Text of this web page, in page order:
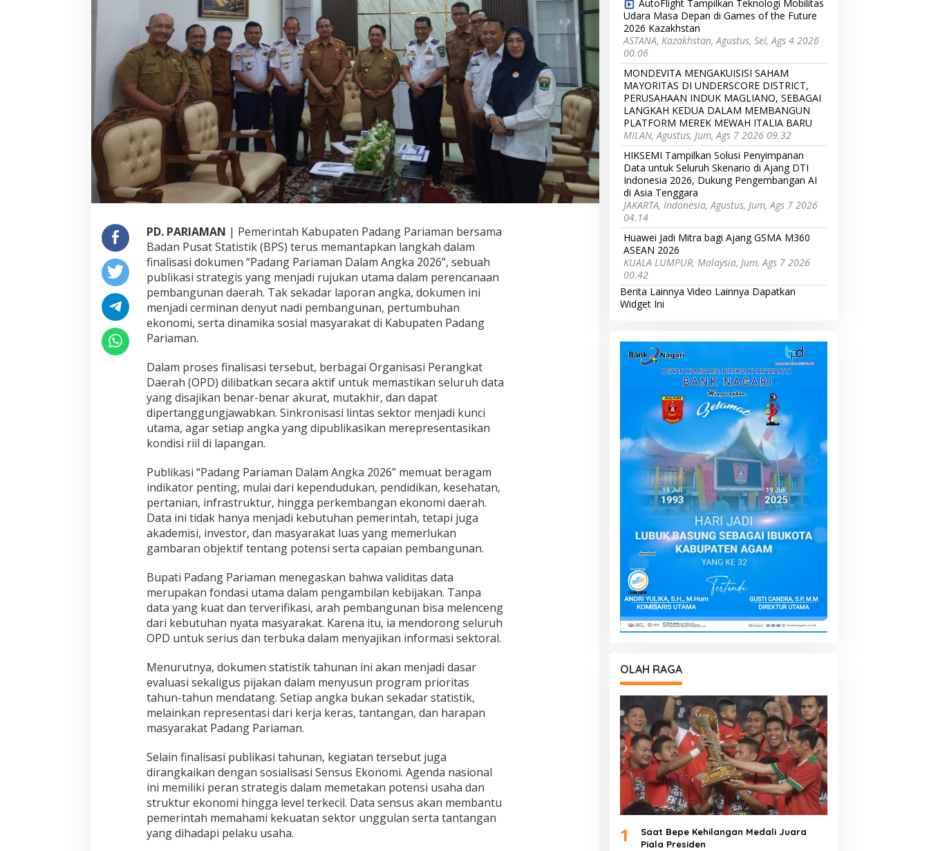
m
A
n
g
k
a
2
0
2
6
,
K
o
m
e
n
r
a
n
s
p
a
a
n
s
i
d
a
n
k
u
n
t
a
b
i
t
a
s
P
u
b
i
k
PD. PARIAMAN | Pemerintah Kabupaten Padang Pariaman bersama
Badan Pusat Statistik (BPS) terus memantapkan langkah dalam
finalisasi dokumen “Padang Pariaman Dalam Angka 2026”, sebuah
publikasi strategis yang menjadi rujukan utama dalam perencanaan
pembangunan daerah. Tak sekadar laporan angka, dokumen ini
menjadi cerminan denyut nadi pembangunan, pertumbuhan
ekonomi, serta dinamika sosial masyarakat di Kabupaten Padang
Pariaman.
Dalam proses finalisasi tersebut, berbagai Organisasi Perangkat
Daerah (OPD) dilibatkan secara aktif untuk memastikan seluruh data
yang disajikan benar-benar akurat, mutakhir, dan dapat
dipertanggungjawabkan. Sinkronisasi lintas sektor menjadi kunci
utama, agar setiap angka yang dipublikasikan merepresentasikan
kondisi riil di lapangan.
Publikasi “Padang Pariaman Dalam Angka 2026” memuat beragam
indikator penting, mulai dari kependudukan, pendidikan, kesehatan,
pertanian, infrastruktur, hingga perkembangan ekonomi daerah.
Data ini tidak hanya menjadi kebutuhan pemerintah, tetapi juga
akademisi, investor, dan masyarakat luas yang memerlukan
gambaran objektif tentang potensi serta capaian pembangunan.
Bupati Padang Pariaman menegaskan bahwa validitas data
merupakan fondasi utama dalam pengambilan kebijakan. Tanpa
data yang kuat dan terverifikasi, arah pembangunan bisa melenceng
dari kebutuhan nyata masyarakat. Karena itu, ia mendorong seluruh
OPD untuk serius dan terbuka dalam menyajikan informasi sektoral.
Menurutnya, dokumen statistik tahunan ini akan menjadi dasar
evaluasi sekaligus pijakan dalam menyusun program prioritas
tahun-tahun mendatang. Setiap angka bukan sekadar statistik,
melainkan representasi dari kerja keras, tantangan, dan harapan
masyarakat Padang Pariaman.
Selain finalisasi publikasi tahunan, kegiatan tersebut juga
dirangkaikan dengan sosialisasi Sensus Ekonomi. Agenda nasional
ini memiliki peran strategis dalam memetakan potensi usaha dan
struktur ekonomi hingga level terkecil. Data sensus akan membantu
pemerintah memahami kekuatan sektor unggulan serta tantangan
yang dihadapi pelaku usaha.
AutoFlight Tampilkan Teknologi Mobilitas
Udara Masa Depan di Games of the Future
2026 Kazakhstan
ASTANA, Kazakhstan, Agustus, Sel, Ags 4 2026
00.06
MONDEVITA MENGAKUISISI SAHAM
MAYORITAS DI UNDERSCORE DISTRICT,
PERUSAHAAN INDUK MAGLIANO, SEBAGAI
LANGKAH KEDUA DALAM MEMBANGUN
PLATFORM MEREK MEWAH ITALIA BARU
MILAN, Agustus, Jum, Ags 7 2026 09.32
HIKSEMI Tampilkan Solusi Penyimpanan
Data untuk Seluruh Skenario di Ajang DTI
Indonesia 2026, Dukung Pengembangan AI
di Asia Tenggara
JAKARTA, Indonesia, Agustus, Jum, Ags 7 2026
04.14
Huawei Jadi Mitra bagi Ajang GSMA M360
ASEAN 2026
KUALA LUMPUR, Malaysia, Jum, Ags 7 2026
00.42
Berita Lainnya Video Lainnya Dapatkan
Widget Ini
OLAH RAGA
1
Saat Bepe Kehilangan Medali Juara
Piala Presiden